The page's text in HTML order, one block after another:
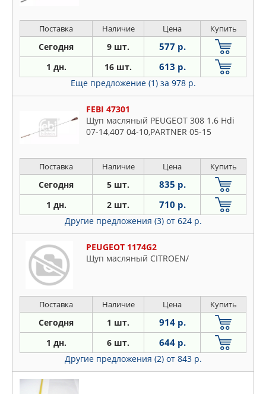
Поставка Наличие Цена Купить
Сегодня 9 шт. 577 р.
1 дн. 16 шт. 613 р.
Еще предложение (1) за 978 р.
FEBI 47301
Щуп масляный PEUGEOT 308 1.6 Hdi
07-14,407 04-10,PARTNER 05-15
Поставка Наличие Цена Купить
Сегодня 5 шт. 835 р.
1 дн. 2 шт. 710 р.
Другие предложения (3) от 624 р.
PEUGEOT 1174G2
Щуп масляный CITROEN/
Поставка Наличие Цена Купить
Сегодня 1 шт. 914 р.
1 дн. 6 шт. 644 р.
Другие предложения (2) от 843 р.